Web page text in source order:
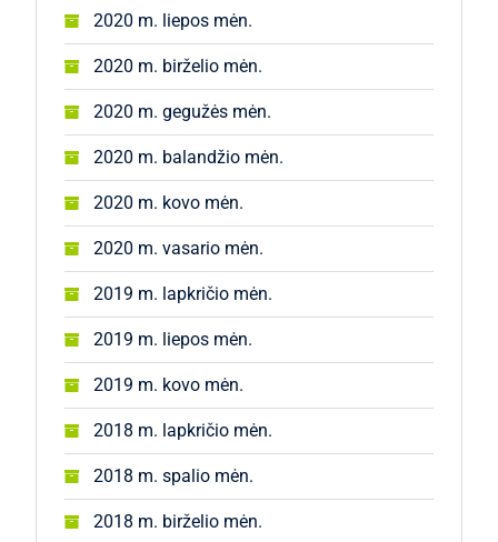
2020 m. liepos mėn.
2020 m. birželio mėn.
2020 m. gegužės mėn.
2020 m. balandžio mėn.
2020 m. kovo mėn.
2020 m. vasario mėn.
2019 m. lapkričio mėn.
2019 m. liepos mėn.
2019 m. kovo mėn.
2018 m. lapkričio mėn.
2018 m. spalio mėn.
2018 m. birželio mėn.